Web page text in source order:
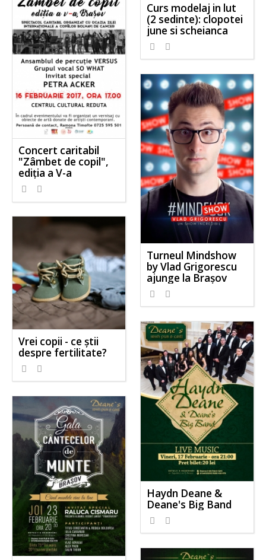
Curs modelaj in lut
(2 sedinte): clopotei
june si scheianca
Concert caritabil
"Zâmbet de copil",
ediția a V-a
Turneul Mindshow
by Vlad Grigorescu
ajunge la Brașov
Vrei copii - ce știi
despre fertilitate?
Haydn Deane &
Deane's Big Band